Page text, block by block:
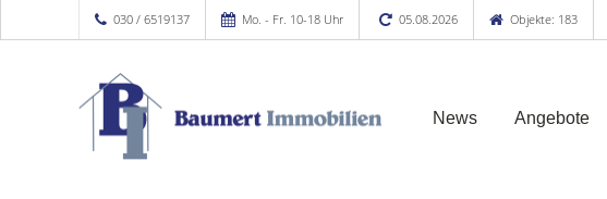
030 / 6519137 Mo. - Fr. 10-18 Uhr 05.08.2026 Objekte: 183
News Angebote